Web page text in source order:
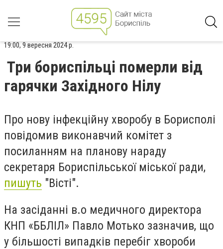
19:00, 9 вересня 2024 р.
Три бориспільці померли від
гарячки Західного Нілу
Про нову інфекційну хворобу в Борисполі
повідомив виконавчий комітет з
посиланням на планову нараду
секретаря Бориспільської міської ради,
пишуть "Вісті".
На засіданні в.о медичного директора
КНП «ББЛІЛ» Павло Мотько зазначив, що
у більшості випадків перебіг хвороби